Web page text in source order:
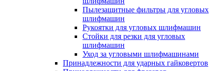
Пылезащитные фильтры для угловых
шлифмашин
Рукоятки для угловых шлифмашин
Стойки для резки для угловых
шлифмашин
Уход за угловыми шлифмашинами
Принадлежности для ударных гайковертов